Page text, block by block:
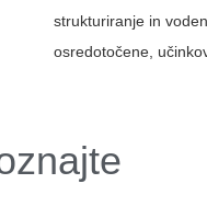
strukturiranje in
osredotočene,